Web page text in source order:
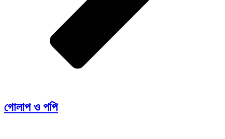
গোলাপ ও পপি